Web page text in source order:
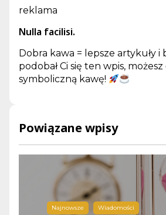
reklama
Nulla facilisi.
Dobra kawa = lepsze artykuły i
podobał Ci się ten wpis,
symboliczną kawę!
Powiązane wpisy
Najnowsze Wiadomości